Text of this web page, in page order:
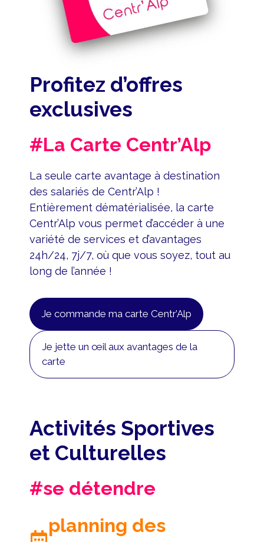
Profitez d’offres
exclusives
#La Carte Centr’Alp
La seule carte avantage à destination
des salariés de Centr’Alp !
Entièrement dématérialisée, la carte
Centr’Alp vous permet d’accéder à une
variété de services et d’avantages
24h/24, 7j/7, où que vous soyez, tout au
long de l’année !
Je commande ma carte Centr’Alp
Je jette un œil aux avantages de la
carte
Activités Sportives
et Culturelles
#se détendre
planning des